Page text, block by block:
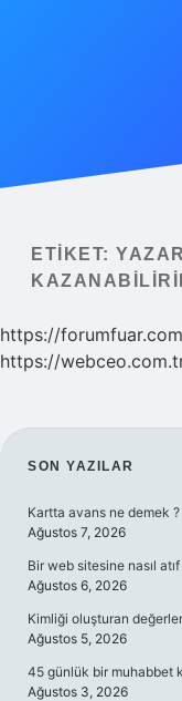
Yasal Uyarı
ETIKET:
https://
https://
SON YAZILAR
Kartta avans ne demek ?
Ağustos 7, 2026
Bir web sitesine nasıl atıf
Ağustos 6, 2026
Kimliği oluşturan
Ağustos 5, 2026
45 günlük bir muhabbet
Ağustos 3, 2026